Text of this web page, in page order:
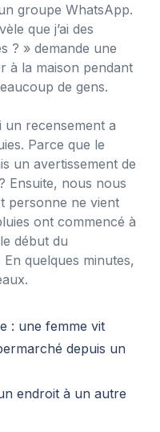
groupe WhatsApp.
que j’ai des
? » demande une
à la maison pendant
de gens.
un recensement a
Parce que le
un avertissement de
Ensuite, nous nous
personne ne vient
ont commencé à
début du
quelques minutes,
: une femme vit
depuis un
endroit à un autre